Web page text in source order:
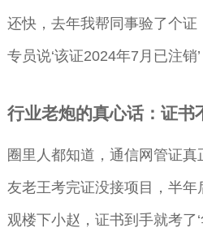
还快，去年我帮同事验了个证
专员说‘该证2024年7月已注销
行业老炮的真心话：证书
圈里人都知道，通信网管证真
友老王考完证没接项目，半年
观楼下小赵，证书到手就考了